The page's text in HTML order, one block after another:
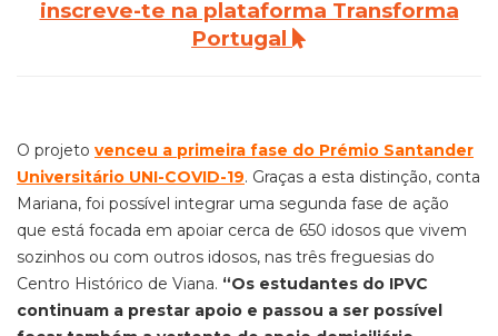
inscreve-te na plataforma Transforma
Portugal
O projeto venceu a primeira fase do Prémio Santander
Universitário UNI-COVID-19. Graças a esta distinção, conta
Mariana, foi possível integrar uma segunda fase de ação
que está focada em apoiar cerca de 650 idosos que vivem
sozinhos ou com outros idosos, nas três freguesias do
Centro Histórico de Viana. “Os estudantes do IPVC
continuam a prestar apoio e passou a ser possível